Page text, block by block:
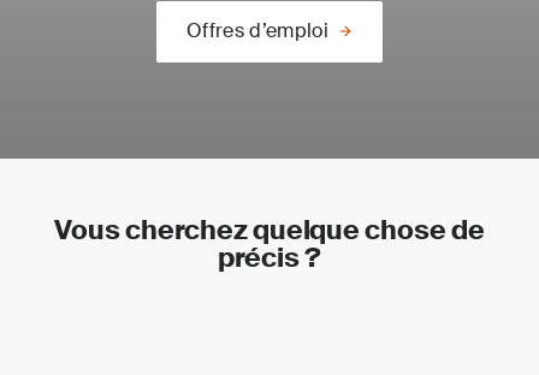
Offres d’emploi
Vous cherchez quelque chose de
précis ?